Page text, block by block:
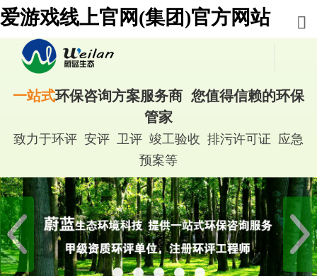
爱游戏线上官网(集团)官方网站
一站式环保咨询方案服务商 您值得信赖的环保
管家
致力于环评 安评 卫评 竣工验收 排污许可证 应急
预案等